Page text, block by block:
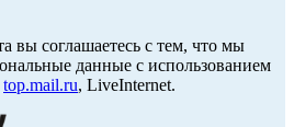
вы соглашаетесь с тем, что мы
данные с использованием
top.mail.ru, LiveInternet.